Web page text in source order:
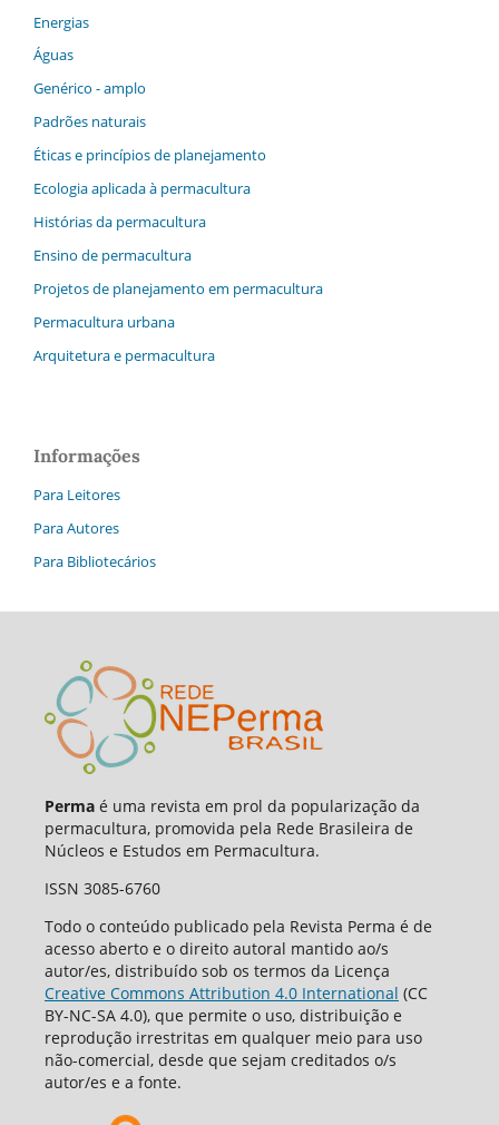
Energias
Águas
Genérico - amplo
Padrões naturais
Éticas e princípios de planejamento
Ecologia aplicada à permacultura
Histórias da permacultura
Ensino de permacultura
Projetos de planejamento em permacultura
Permacultura urbana
Arquitetura e permacultura
Informações
Para Leitores
Para Autores
Para Bibliotecários
Permaé uma revista em prol da popularização da
permacultura, promovida pela Rede Brasileira de
Núcleos e Estudos em Permacultura.
ISSN 3085-6760
Todo o conteúdo publicado pela Revista Perma é de
acesso aberto e o direito autoral mantido ao/s
autor/es, distribuído sob os termos da Licença
Creative Commons Attribution 4.0 International (CC
BY-NC-SA 4.0), que permite o uso, distribuição e
reprodução irrestritas em qualquer meio para uso
não-comercial, desde que sejam creditados o/s
autor/es e a fonte.